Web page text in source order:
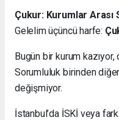
Çukur: Kurumlar Arası
Gelelim üçüncü harfe:
Bugün bir kurum kazıyor,
Sorumluluk birinden
değişmiyor.
İstanbul’da İSKİ veya